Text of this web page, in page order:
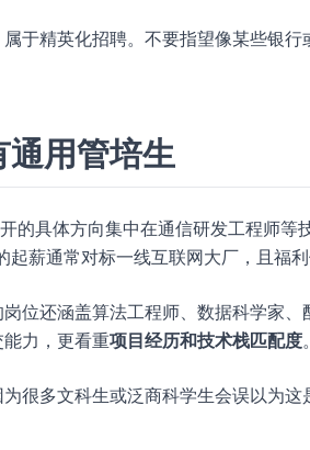
于精英化招聘。不要指望像某些银
通用管培生
的具体方向集中在通信研发工程师等
薪通常对标一线互联网大厂，且福利
位还涵盖算法工程师、数据科学家
力，更看重项目经历和技术栈匹配度。
很多文科生或泛商科学生会误以为